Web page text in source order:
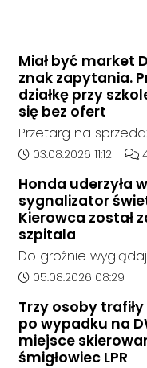
Miał być market
znak zapytania.
działkę przy
się bez ofert
Przetarg na
Zespole Szkół
Kędzierzynie-Koźlu
bez rozstrzygnięcia.
wcześniejszego
terenem ze strony
postępowania nie
żaden oferent.
Data dodania artykułu:
03.08.2026 11:12
Honda uderzyła w
sygnalizator
Kierowca został
szpitala
Do groźnie
zdarzenia
godziny 6:30
samochodem
zjechał z drogi i
Data dodania artykułu:
05.08.2026 08:29
Trzy osoby
po wypadku na
miejsce
śmigłowiec LPR